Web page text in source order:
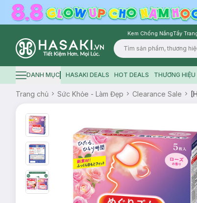
Kem Chống NắngTẩy
Logo
Hamburger icon
DANH MỤC HASAKI DEALS HOT DEALS THƯƠNG HIỆU
Trang chủ Sức Khỏe - Làm Đẹp Clearance Sale